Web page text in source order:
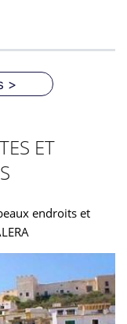
>
ET
endroits et